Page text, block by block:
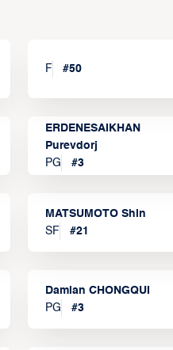
F #50
ERDENESAIKHAN
Purevdorj
PG
#3
MATSUMOTO Shin
SF
#21
Damian CHONGQUI
PG
#3